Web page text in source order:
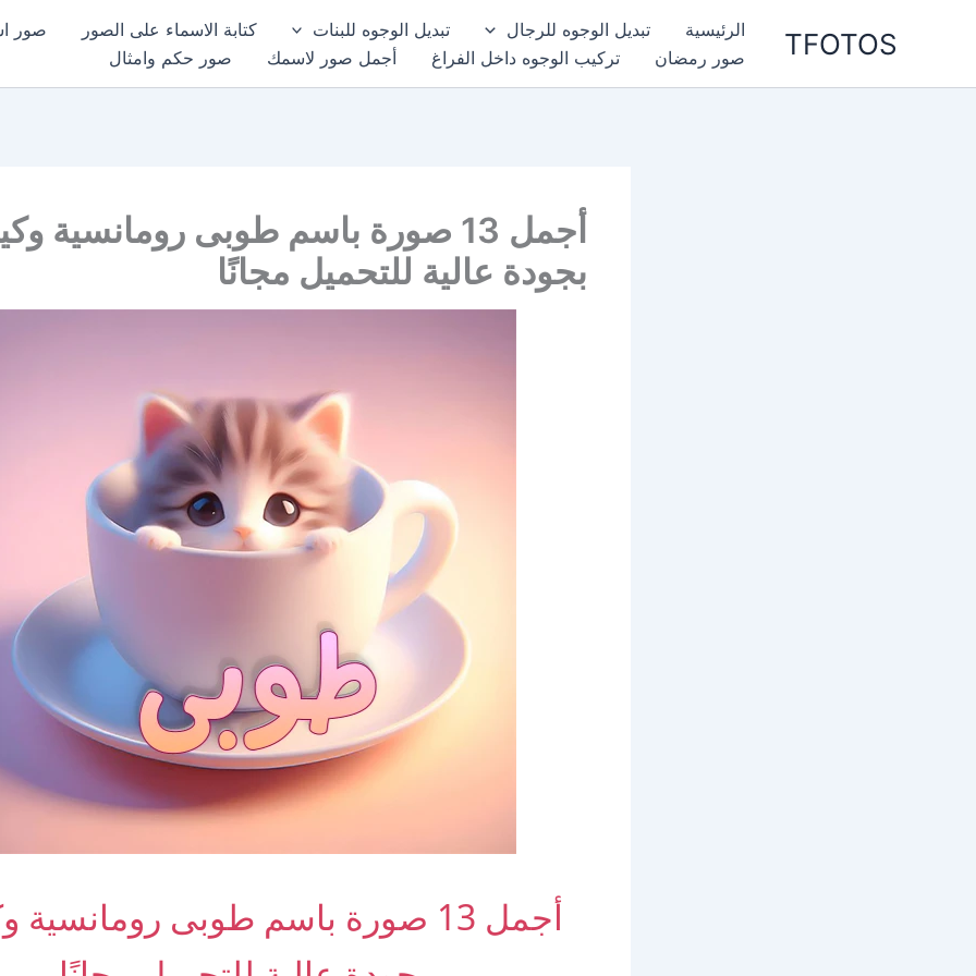
TFOTOS الرئيسية تبديل الوجوه للرجال تبديل الوجوه للبنات كتابة الاسماء على الصور
صور
صور رمضان
تركيب الوجوه داخل الفراغ أجمل صور لاسمك صور حكم وامثال
أجمل 13 صورة باسم طوبى رومانسية
بجودة عالية للتحميل مجانًا
أجمل 13 صورة باسم طوبى